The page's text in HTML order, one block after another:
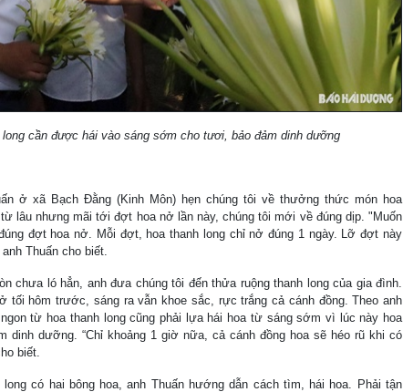
long cần được hái vào sáng sớm cho tươi, bảo đảm dinh dưỡng
ở xã Bạch Đằng (Kinh Môn) hẹn chúng tôi về thưởng thức món hoa
lâu nhưng mãi tới đợt hoa nở lần này, chúng tôi mới về đúng dịp. "Muốn
đợt hoa nở. Mỗi đợt, hoa thanh long chỉ nở đúng 1 ngày. Lỡ đợt này
Thuấn cho biết.
chưa ló hẳn, anh đưa chúng tôi đến thửa ruộng thanh long của gia đình.
tối hôm trước, sáng ra vẫn khoe sắc, rực trắng cả cánh đồng. Theo anh
từ hoa thanh long cũng phải lựa hái hoa từ sáng sớm vì lúc này hoa
dinh dưỡng. “Chỉ khoảng 1 giờ nữa, cả cánh đồng hoa sẽ héo rũ khi có
biết.
long có hai bông hoa, anh Thuấn hướng dẫn cách tìm, hái hoa. Phải tận